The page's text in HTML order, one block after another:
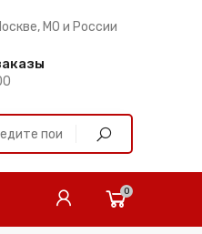
МО и России
0